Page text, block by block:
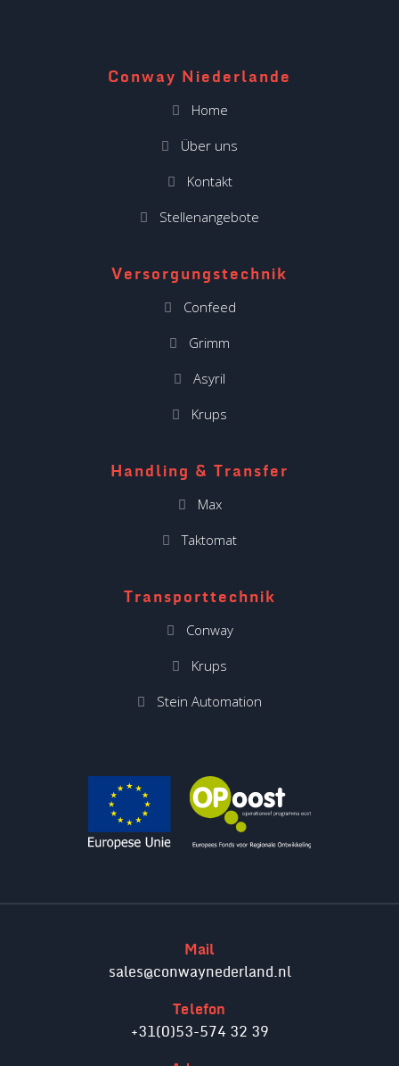
Conway Niederlande
Home
Über uns
Kontakt
Stellenangebote
Versorgungstechnik
Confeed
Grimm
Asyril
Krups
Handling & Transfer
Max
Taktomat
Transporttechnik
Conway
Krups
Stein Automation
Mail
sales@conwaynederland.nl
Telefon
+31(0)53-574 32 39